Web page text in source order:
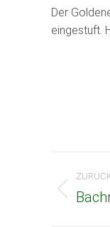
Der
eingestuft.